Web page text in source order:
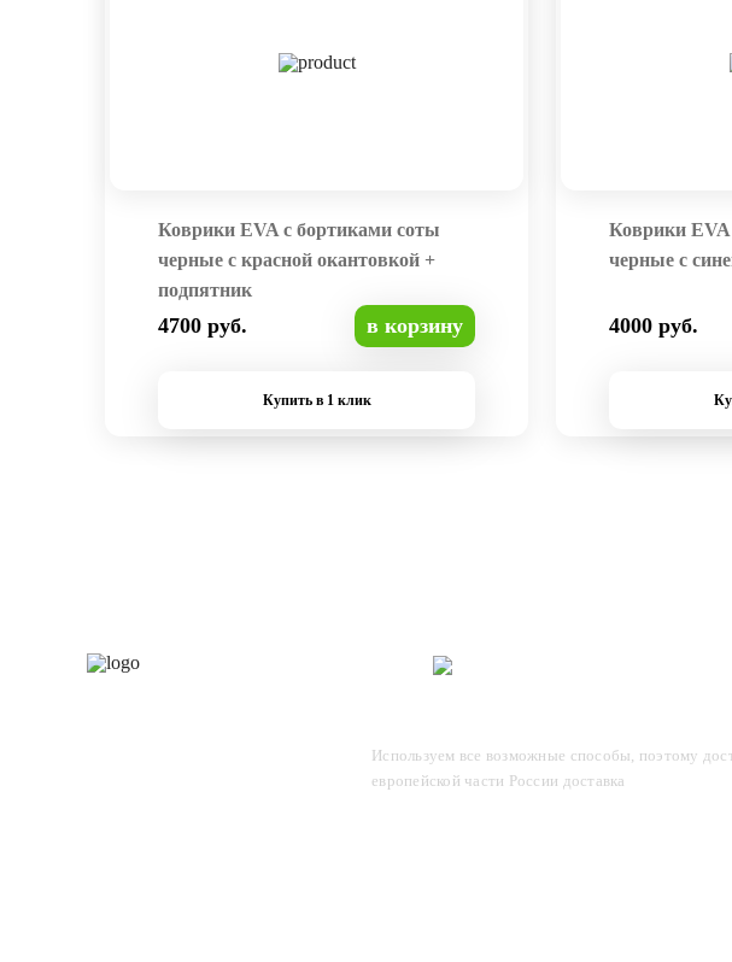
Коврики EVA с бортиками соты
черные с красной окантовкой +
подпятник
4700 руб. в корзину
Купить в 1 клик
Коврики
черные с
4000 руб.
Используем все возможные способы, поэтому
европейской части России доставка